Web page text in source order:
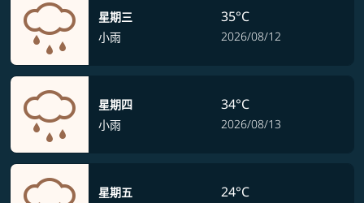
星期三
小雨
35°C
2026/08/12
星期四
小雨
34°C
2026/08/13
星期五
24°C